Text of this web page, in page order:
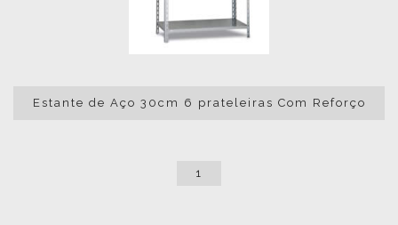
Estante de Aço 30cm 6 prateleiras Com Reforço
1